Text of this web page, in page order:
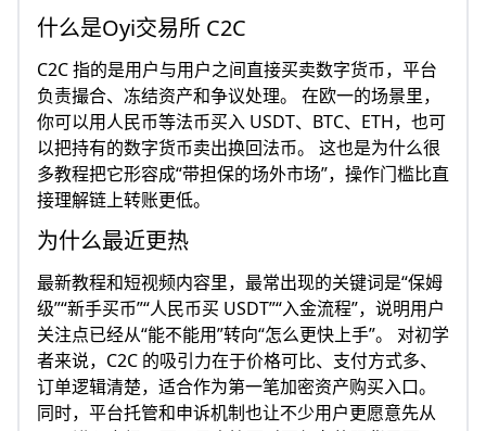
什么是Oyi交易所 C2C
C2C 指的是用户与用户之间直接买卖数字货币，平台
负责撮合、冻结资产和争议处理。 在欧一的场景里，
你可以用人民币等法币买入 USDT、BTC、ETH，也可
以把持有的数字货币卖出换回法币。 这也是为什么很
多教程把它形容成“带担保的场外市场”，操作门槛比直
接理解链上转账更低。
为什么最近更热
最新教程和短视频内容里，最常出现的关键词是“保姆
级”“新手买币”“人民币买 USDT”“入金流程”，说明用户
关注点已经从“能不能用”转向“怎么更快上手”。 对初学
者来说，C2C 的吸引力在于价格可比、支付方式多、
订单逻辑清楚，适合作为第一笔加密资产购买入口。
同时，平台托管和申诉机制也让不少用户更愿意先从